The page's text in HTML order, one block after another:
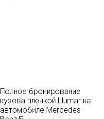
Полное бронирование
кузова пленкой Llumar на
автомобиле Mercedes-